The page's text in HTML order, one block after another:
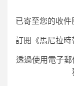
已寄至您的收件
訂閱《馬尼拉
透過使用電子